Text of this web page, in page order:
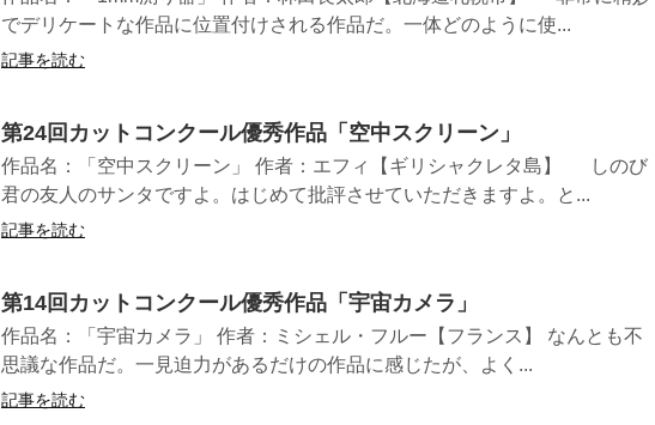
でデリケートな作品に位置付けされる作品だ。一体どのように使...
記事を読む
第24回カットコンクール優秀作品「空中スクリーン」
作品名：「空中スクリーン」 作者：エフィ【ギリシャクレタ島】 しのび
君の友人のサンタですよ。はじめて批評させていただきますよ。と...
記事を読む
第14回カットコンクール優秀作品「宇宙カメラ」
作品名：「宇宙カメラ」 作者：ミシェル・フルー【フランス】 なんとも不
思議な作品だ。一見迫力があるだけの作品に感じたが、よく...
記事を読む